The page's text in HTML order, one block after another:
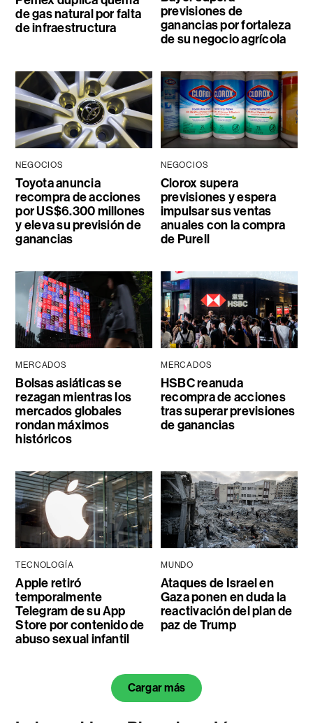
de gas natural por falta
de infraestructura
previsiones de
ganancias por fortaleza
de su negocio agrícola
NEGOCIOS
Toyota anuncia
recompra de acciones
por US$6.300 millones
y eleva su previsión de
ganancias
NEGOCIOS
Clorox supera
previsiones y espera
impulsar sus ventas
anuales con la compra
de Purell
MERCADOS
Bolsas asiáticas se
rezagan mientras los
mercados globales
rondan máximos
históricos
MERCADOS
HSBC reanuda
recompra de acciones
tras superar previsiones
de ganancias
TECNOLOGÍA
Apple retiró
temporalmente
Telegram de su App
Store por contenido de
abuso sexual infantil
MUNDO
Ataques de Israel en
Gaza ponen en duda la
reactivación del plan de
paz de Trump
Cargar más